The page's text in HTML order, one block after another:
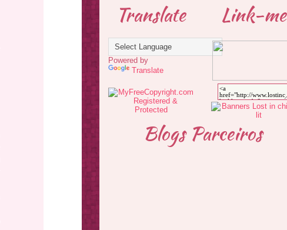
Translate
Powered by
Translate
Link-me
Blogs Parceiros